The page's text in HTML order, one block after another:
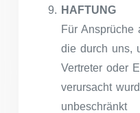
HAFTUNG
Für Ansprüche
die durch uns,
Vertreter oder
verursacht
unbeschränkt